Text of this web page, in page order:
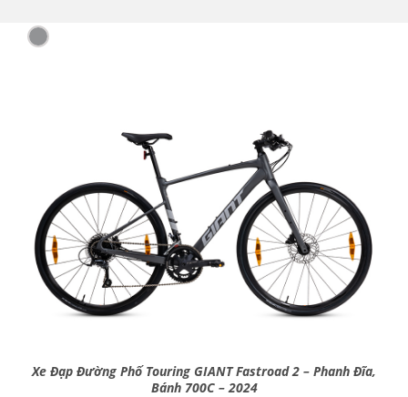
Xe Đạp Đường Phố Touring GIANT Fastroad 2 – Phanh Đĩa,
Bánh 700C – 2024